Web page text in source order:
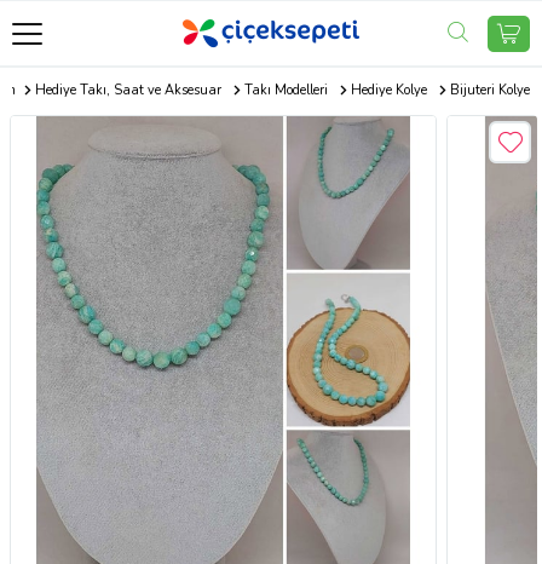
Hediye Takı, Saat ve Aksesuar Takı Modelleri Hediye Kolye Bijuteri Kolye